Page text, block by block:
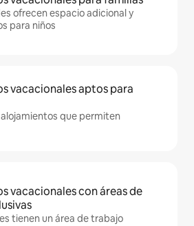
ofrecen espacio adicional y
para niños
vacacionales aptos para
alojamientos que permiten
vacacionales con áreas de
tienen un área de trabajo